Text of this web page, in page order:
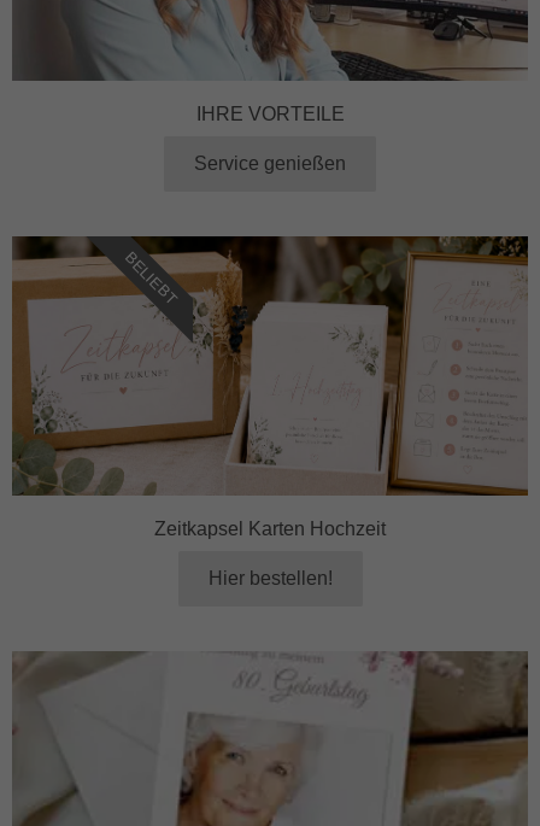
IHRE VORTEILE
Service genießen
Zeitkapsel Karten Hochzeit
Hier bestellen!
BELIEBT